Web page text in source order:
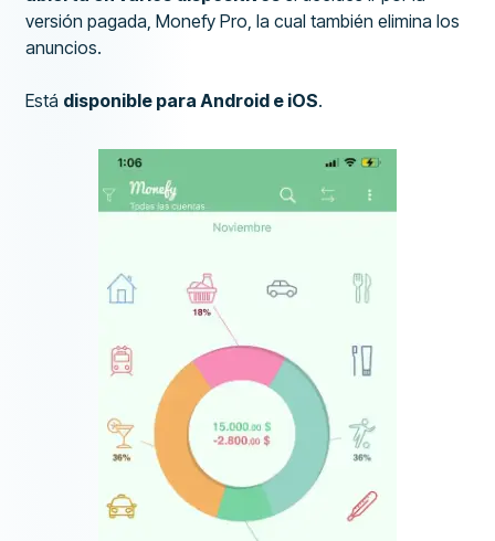
versión pagada, Monefy Pro, la cual también elimina los
anuncios.
Está disponible para Android e iOS.